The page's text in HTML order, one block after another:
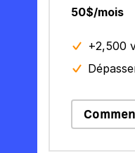
50$/mois
+2,500